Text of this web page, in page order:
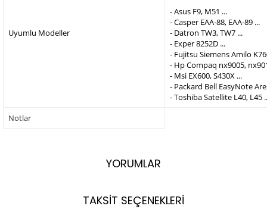
Uyumlu Modeller
- Asus F9, M51 ...
- Casper EAA-88, EAA-89 ...
- Datron TW3, TW7 ...
- Exper 8252D ...
- Fujitsu Siemens Amilo
- Hp Compaq nx9005,
- Msi EX600, S430X ...
- Packard Bell EasyNote
- Toshiba Satellite L40, L45
Notlar
YORUMLAR
TAKSİT SEÇENEKLERİ